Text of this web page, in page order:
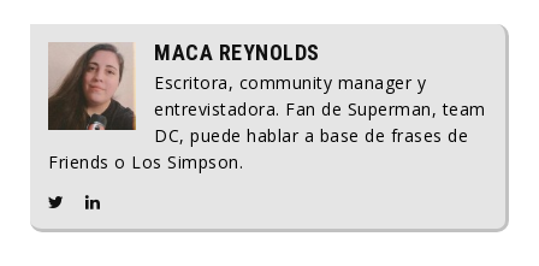
MACA REYNOLDS
Escritora, community manager y
entrevistadora. Fan de Superman, team
DC, puede hablar a base de frases de
Friends o Los Simpson.